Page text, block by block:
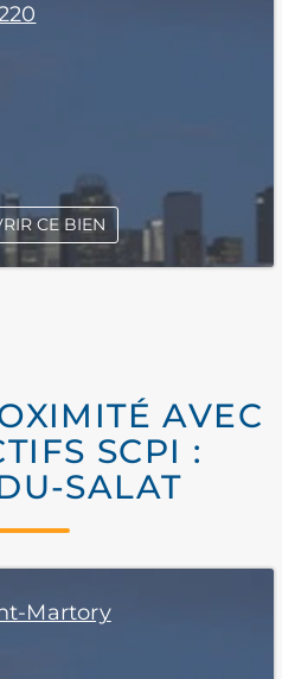
CE BIEN
AVEC
SCPI :
SALAT
Martory